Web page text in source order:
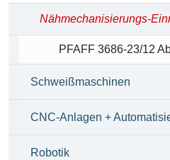
Nähmechanisierungs-
PFAFF 3686-23/12
Schweißmaschinen
CNC-Anlagen +
Robotik